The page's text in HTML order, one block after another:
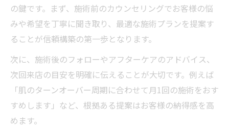
の鍵です。まず、施術前のカウンセリングでお客様の悩
みや希望を丁寧に聞き取り、最適な施術プランを提案す
ることが信頼構築の第一歩となります。
次に、施術後のフォローやアフターケアのアドバイス、
次回来店の目安を明確に伝えることが大切です。例えば
「肌のターンオーバー周期に合わせて月1回の施術をおす
すめします」など、根拠ある提案はお客様の納得感を高
めます。